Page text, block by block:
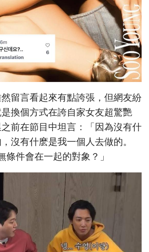
留言看起來有點誇張，但網友紛
換個方式在誇自家女友超驚艷
前在節目中坦言：「因為沒有什
沒有什麽是我一個人去做的。
條件會在一起的對象？」